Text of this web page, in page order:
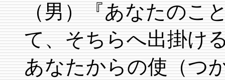
（男）『あなたのこ
て、そちらへ出掛け
あなたからの使（つ